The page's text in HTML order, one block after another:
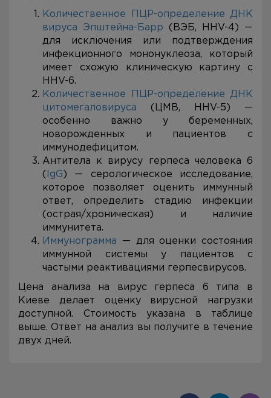
Количественное ПЦР-определение ДНК
вируса Эпштейна-Барр (ВЭБ, HHV-4) —
для исключения или подтверждения
инфекционного мононуклеоза, который
имеет схожую клиническую картину с
HHV-6.
Количественное ПЦР-определение ДНК
цитомегаловируса (ЦМВ, HHV-5) —
особенно важно у беременных,
новорожденных и пациентов с
иммунодефицитом.
Антитела к вирусу герпеса человека 6
( IgG ) — серологическое исследование,
которое позволяет оценить иммунный
ответ, определить стадию инфекции
(острая/хроническая) и наличие
иммунитета.
Иммунограмма — для оценки состояния
иммунной системы у пациентов с
частыми реактивациями герпесвирусов.
Цена анализа на вирус герпеса 6 типа в
Киеве делает оценку вирусной нагрузки
доступной. Стоимость указана в таблице
выше. Ответ на анализ вы получите в течение
двух дней.